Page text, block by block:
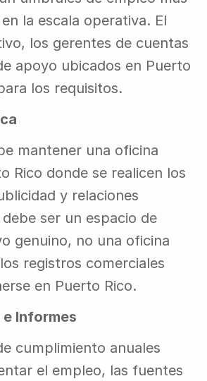
la escala operativa. El
los gerentes de cuentas
apoyo ubicados en Puerto
los requisitos.
mantener una oficina
Rico donde se realicen los
y relaciones
ser un espacio de
genuino, no una oficina
registros comerciales
en Puerto Rico.
Informes
cumplimiento anuales
el empleo, las fuentes